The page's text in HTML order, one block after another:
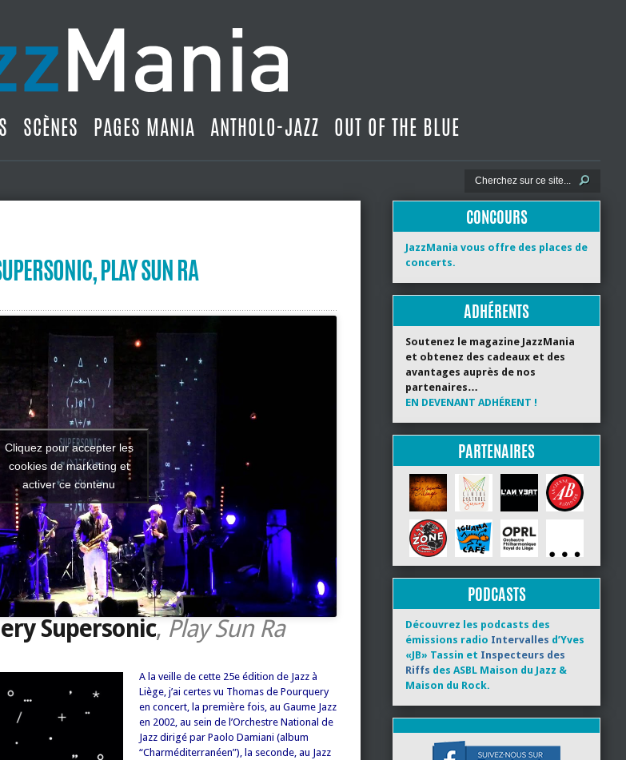
SCÈNES PAGES MANIA ANTHOLO-JAZZ OUT OF THE BLUE
PLAY SUN RA
Cliquez pour accepter les
cookies de marketing et
activer ce contenu
Supersonic, Play Sun Ra
A la veille de cette 25e édition de Jazz à
Liège, j’ai certes vu Thomas de Pourquery
en concert, la première fois, au Gaume Jazz
en 2002, au sein de l’Orchestre National de
Jazz dirigé par Paolo Damiani (album
“Charméditerranéen”), la seconde, au Jazz
CONCOURS
JazzMania vous offre des places de
concerts.
ADHÉRENTS
Soutenez le magazine JazzMania
et obtenez des cadeaux et des
avantages auprès de nos
partenaires…
EN DEVENANT ADHÉRENT !
PARTENAIRES
PODCASTS
Découvrez les podcasts des
émissions radio Intervalles d’Yves
«JB» Tassin et Inspecteurs des
Riffs des ASBL Maison du Jazz &
Maison du Rock.